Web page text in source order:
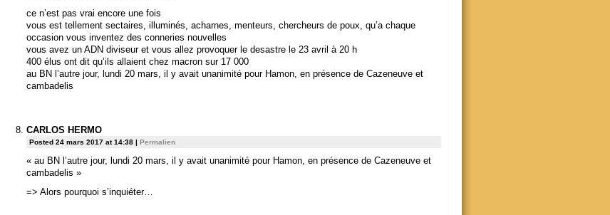
ce n’est pas vrai encore une fois
vous est tellement sectaires, illuminés, acharnes, menteurs, chercheurs de poux, qu’a chaque
occasion vous inventez des conneries nouvelles
vous avez un ADN diviseur et vous allez provoquer le desastre le 23 avril à 20 h
400 élus ont dit qu’ils allaient chez macron sur 17 000
au BN l’autre jour, lundi 20 mars, il y avait unanimité pour Hamon, en présence de Cazeneuve et
cambadelis
CARLOS HERMO
Posted 24 mars 2017 at 14:38 | Permalien
« au BN l’autre jour, lundi 20 mars, il y avait unanimité pour Hamon, en présence de Cazeneuve et
cambadelis »
=> Alors pourquoi s’inquiéter…